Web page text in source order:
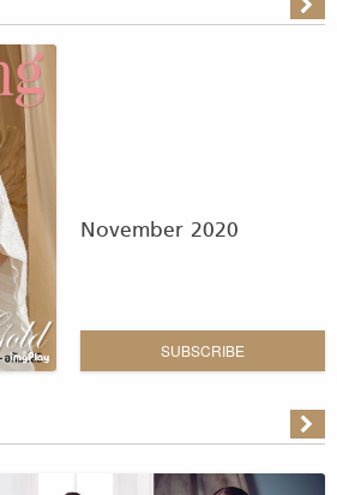
November 2020
SUBSCRIBE